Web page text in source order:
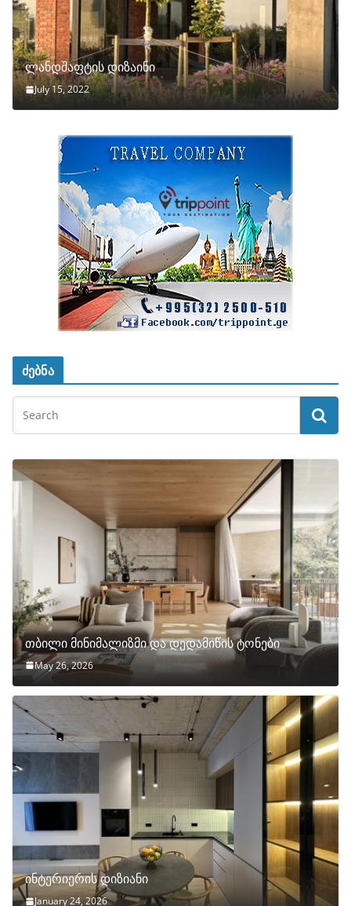
ლანდშაფტის დიზაინი
July 15, 2022
ძებნა
თბილი მინიმალიზმი და დედამიწის ტონები
May 26, 2026
ინტერიერის დიზიანი
January 24, 2026